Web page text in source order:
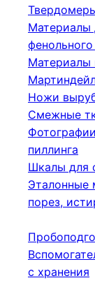
Материалы
Материалы
Ножи
Смежные
пиллинга
Шкалы для
Эталонные
порез,
с хранения